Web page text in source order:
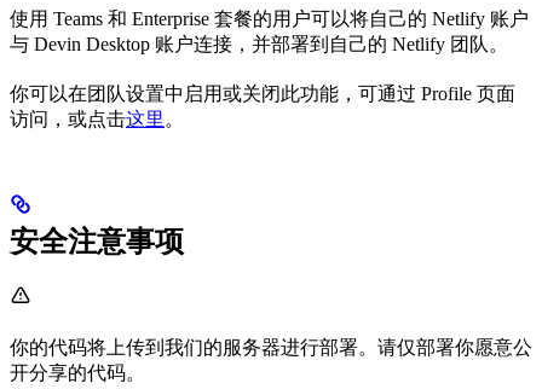
使用 Teams 和 Enterprise 套餐的用户可以将自己的 Netlify 账户
与 Devin Desktop 账户连接，并部署到自己的 Netlify 团队。
你可以在团队设置中启用或关闭此功能，可通过 Profile 页面
访问，或点击这里。
安全注意事项
你的代码将上传到我们的服务器进行部署。请仅部署你愿意公
开分享的代码。